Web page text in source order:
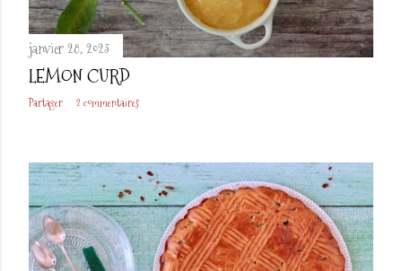
janvier 28, 2023
LEMON CURD
Partager 2 commentaires